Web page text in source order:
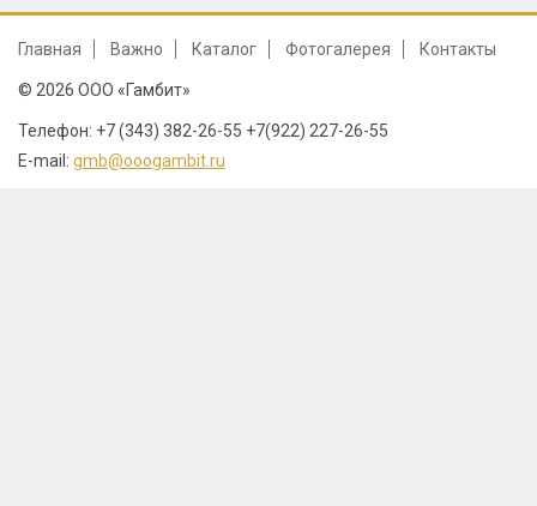
Главная Важно Каталог Фотогалерея Контакты
© 2026 ООО «Гамбит»
Телефон: +7 (343) 382-26-55 +7(922) 227-26-55
E-mail: gmb@ooogambit.ru